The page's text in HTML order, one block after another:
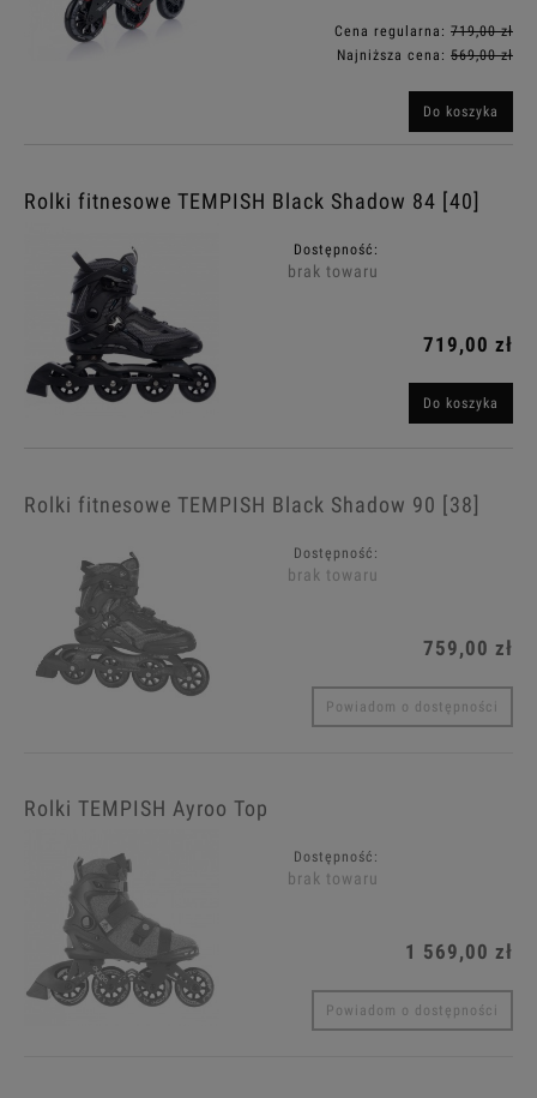
Cena regularna: 719,00 zł
Najniższa cena: 569,00 zł
Do koszyka
Rolki fitnesowe TEMPISH Black Shadow 84 [40]
Dostępność:
brak towaru
719,00 zł
Do koszyka
Rolki fitnesowe TEMPISH Black Shadow 90 [38]
Dostępność:
brak towaru
759,00 zł
Powiadom o dostępności
Rolki TEMPISH Ayroo Top
Dostępność:
brak towaru
1 569,00 zł
Powiadom o dostępności